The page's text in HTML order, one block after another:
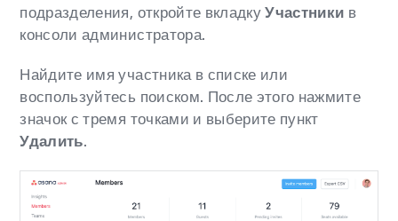
подразделения, откройте вкладкуУчастники в
консоли администратора.
Найдите имя участника в списке или
воспользуйтесь поиском. После этого нажмите
значок с тремя точками и выберите пункт
Удалить.